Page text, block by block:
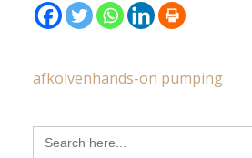
afkolvenhands-on pumping
Search
for: